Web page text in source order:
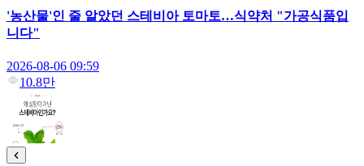
'농산물'인 줄 알았던 스테비아 토마토…식약처 "가공식품입
니다"
2026-08-06 09:59
10.8만